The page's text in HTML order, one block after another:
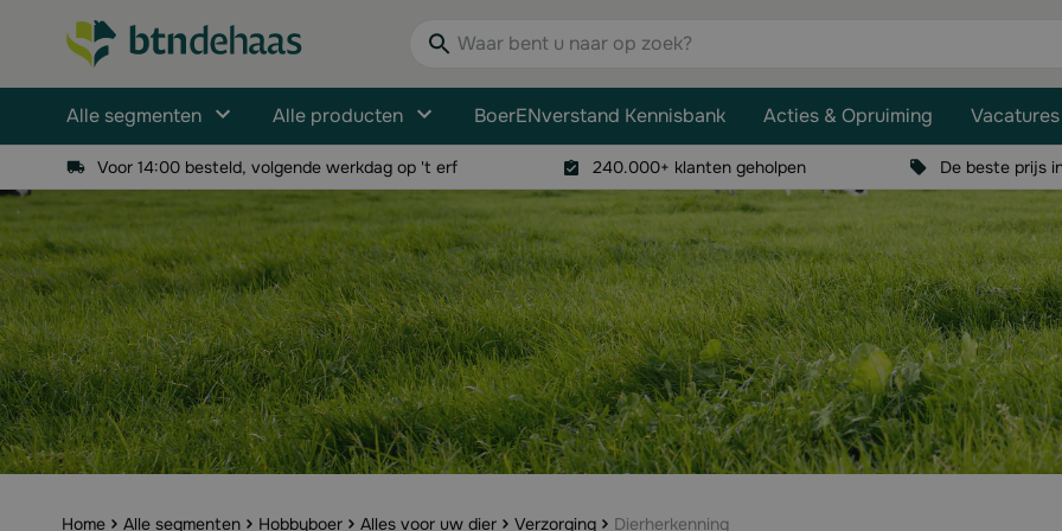
Waar bent u naar op zoek?
Alle segmenten Alle producten BoerENverstand Kennisbank Acties & Opruiming Vacatures
Voor 14:00 besteld, volgende werkdag op 't erf 240.000+ klanten geholpen De beste prijs
Home Alle segmenten Hobbyboer Alles voor uw dier Verzorging Dierherkenning